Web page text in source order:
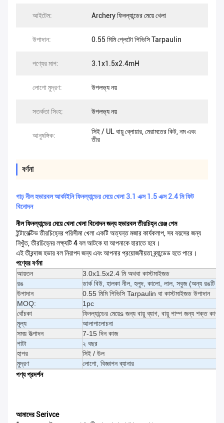
আইটেম: Archery ফিনল্যান্ডের মেয়ে খেলা
উপাদান: 0.55 মিমি প্লেটো পিভিসি Tarpaulin
পণ্যের মাপ: 3.1x1.5x2.4mH
লোগো মুদ্রণ: উপলভ্য নয়
সতর্কতা সিংহ: উপলভ্য নয়
আনুষঙ্গিক:
সিই / UL বায়ু ব্লোয়ার, মেরামতের কিট, নম এবং
তীর
বর্ণনা
গাঢ় নীল হভারবল আর্কাইনি ফিনল্যান্ডের মেয়ে খেলা 3.1 এক্স 1.5 এক্স 2.4 মি ফিট
বিনোদন
নীল ফিনল্যান্ডের মেয়ে খেলা খেলা বিনোদন জন্য হভারবল তীরচিহ্ন রেঞ্জ গেম
ইন্টারেক্টিভ তীরচিহ্নের পরিসীমা খেলা একটি অত্যন্ত মজার কার্যকলাপ, সব বয়সের জন্য
নিখুঁত, তীরচিহ্নের লক্ষ্যটি 4 বল আটকে যা আপনাকে হারাতে হবে।
এই তীরন্দাজ হভার বল নিরাপদ জন্য এবং আপনার প্রয়োজনীয়তা ব্র্যান্ডেড হতে পারে।
পণ্যের বর্ণনা
আয়তন
3.0x1.5x2.4 মি অথবা কাস্টমাইজড
রঙ
ডার্ক বিউ, হালকা নীল, হলুদ, কালো, লাল, সবুজ (অন্য রঙটি
উপাদান
0.55 মিমি পিভিসি Tarpaulin বা কাস্টমাইজড উপাদান
MOQ:
1pc
বোঁচকা
ফিনল্যান্ডের মেয়েs জন্য বায়ু ব্যাগ, বায়ু পাম্প জন্য শক্ত কাগজ
মূল্য
আলাপালোচনা
সময় উত্পাদন
7-15 দিন কাজ
পাটা
২ বছর
হাপর
সিই / উল
মুদ্রণ
লোগো, বিজ্ঞাপন ব্যানার
পণ্য প্রদর্শন
আমাদের Serivce